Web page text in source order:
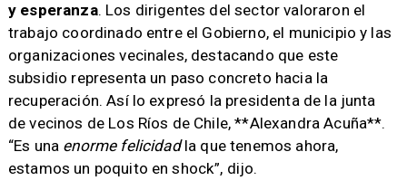
y esperanza. Los dirigentes del sector valoraron el
trabajo coordinado entre el Gobierno, el municipio y las
organizaciones vecinales, destacando que este
subsidio representa un paso concreto hacia la
recuperación. Así lo expresó la presidenta de la junta
de vecinos de Los Ríos de Chile, **Alexandra Acuña**.
“Es una enorme felicidadla que tenemos ahora,
estamos un poquito en shock”, dijo.